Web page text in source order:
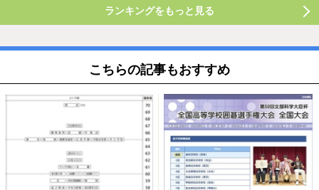
ランキングをもっと見る
こちらの記事もおすすめ